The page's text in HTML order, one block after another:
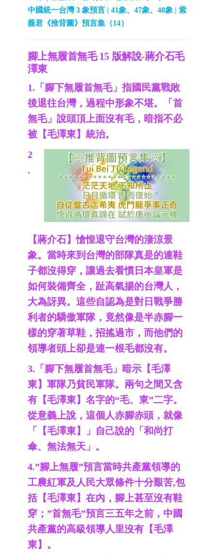
中國統一台灣 3 象預言 | 41象、47象、48象 | 紫
薇君《推背圖》預言集（14）
腳上無履首無毛 15 版解說-蔣介石毛
澤東
1.「腳下無履首無毛」指國民黨戰敗
後退往台灣，過程中形象不堪。「首
無毛」說頭頂上面沒有毛，暗指不必
被【毛澤東】統治。
2
.
【蔣介石】愴惶退守台灣的淒涼景
象。當時來到台灣的部隊真是的連鞋
子都沒得穿，讓過去看慣日本皇軍是
如何裝備齊全，趾高氣揚的台灣人，
大為訝異。這些自認為是對日戰爭勝
利者的驕傲軍隊，竟然像是半赤腳一
樣的穿著草鞋，招搖過市，而他們的
領導者頭上卻是連一根毛都沒有。
3.「腳下無履首無毛」暗示【毛澤
東】軍隊乃貧民軍隊。兩句之間又含
有【毛澤東】名字的“毛、東”二字。
從意義上說，這個人赤腳赤頭，就像
「【毛澤東】」自己說的「和尚打
傘、無法無天」。
4.”腳上無履”預言當時共產黨領導的
工農紅軍及人民大眾條件十分艱苦,包
括【毛澤東】在內，腳上甚至沒有鞋
穿；”首無毛”預言三五年之前，中國
共產黨的高級領導人里沒有【毛澤
東】。